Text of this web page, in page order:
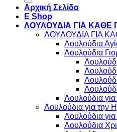
Αρχική Σελίδα
E Shop
ΛΟΥΛΟΥΔΙΑ ΓΙΑ ΚΑΘΕ
ΛΟΥΛΟΥΔΙΑ ΓΙΑ
Λουλούδια
Λουλούδια
Λουλούδια για
Λουλούδια για την
Λουλούδια
Λουλούδια